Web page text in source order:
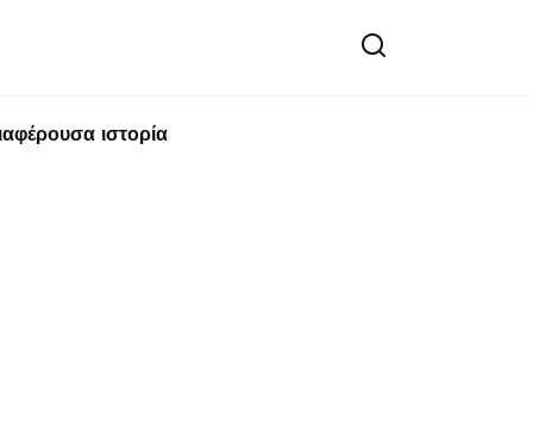
ιστορία